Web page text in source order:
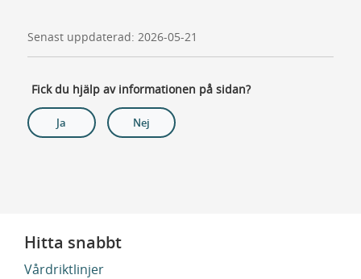
Senast uppdaterad: 2026-05-21
Fick du hjälp av informationen på sidan?
Ja Nej
Hitta snabbt
Vårdriktlinjer